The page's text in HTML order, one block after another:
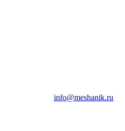
info@meshanik.ru